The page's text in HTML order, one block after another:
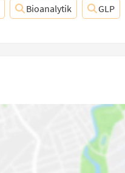
Bioanalytik GLP